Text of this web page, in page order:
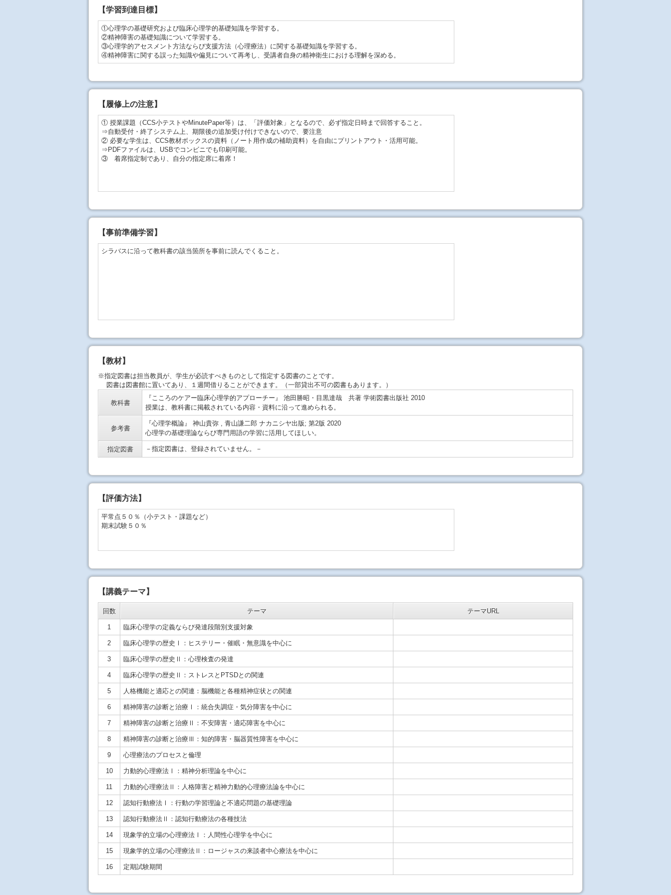
【学習到達目標】
①心理学の基礎研究および臨床心理学的基礎知識を学習する。
②精神障害の基礎知識について学習する。
③心理学的アセスメント方法ならび支援方法（心理療法）に関する基礎知識を学習する。
④精神障害に関する誤った知識や偏見について再考し、受講者自身の精神衛生における理解を深める。
【 履修上の注意】
① 授業課題（CCS小テストやMinutePaper等）は、「評価対象」となるので、必ず指定日時まで回答すること。
⇒自動受付・終了システム上、期限後の追加受け付けできないので、要注意
② 必要な学生は、CCS教材ボックスの資料（ノート用作成の補助資料）を自由にプリントアウト・活用可能。
⇒PDFファイルは、USBでコンビニでも印刷可能。
③ 着席指定制であり、自分の指定席に着席！
【事前準備学習】
シラバスに沿って教科書の該当箇所を事前に読んでくること。
【教材】
※指定図書は担当教員が、学生が必読すべきものとして指定する図書のことです。
図書は図書館に置いてあり、１週間借りることができます。（一部貸出不可の図書もあります。）
教科書
『こころのケアー臨床心理学的アプローチー』 池田勝昭・目黒達哉 共著 学術図書出版社 2010
授業は、教科書に掲載されている内容・資料に沿って進められる。
参考書
『心理学概論』 神山貴弥 , 青山謙二郎 ナカニシヤ出版; 第2版 2020
心理学の基礎理論ならび専門用語の学習に活用してほしい。
指定図書 －指定図書は、登録されていません。－
【評価方法】
平常点５０％（小テスト・課題など）
期末試験５０％
【講義テーマ】
回数 テーマ テーマURL
1 臨床心理学の定義ならび発達段階別支援対象
2 臨床心理学の歴史Ⅰ：ヒステリー・催眠・無意識を中心に
3 臨床心理学の歴史Ⅱ：心理検査の発達
4 臨床心理学の歴史Ⅱ：ストレスとPTSDとの関連
5 人格機能と適応との関連：脳機能と各種精神症状との関連
6 精神障害の診断と治療Ⅰ：統合失調症・気分障害を中心に
7 精神障害の診断と治療Ⅱ：不安障害・適応障害を中心に
8 精神障害の診断と治療Ⅲ：知的障害・脳器質性障害を中心に
9 心理療法のプロセスと倫理
10 力動的心理療法Ⅰ：精神分析理論を中心に
11 力動的心理療法Ⅱ：人格障害と精神力動的心理療法論を中心に
12 認知行動療法Ⅰ：行動の学習理論と不適応問題の基礎理論
13 認知行動療法Ⅱ：認知行動療法の各種技法
14 現象学的立場の心理療法Ⅰ：人間性心理学を中心に
15 現象学的立場の心理療法Ⅱ：ロージャスの来談者中心療法を中心に
16 定期試験期間